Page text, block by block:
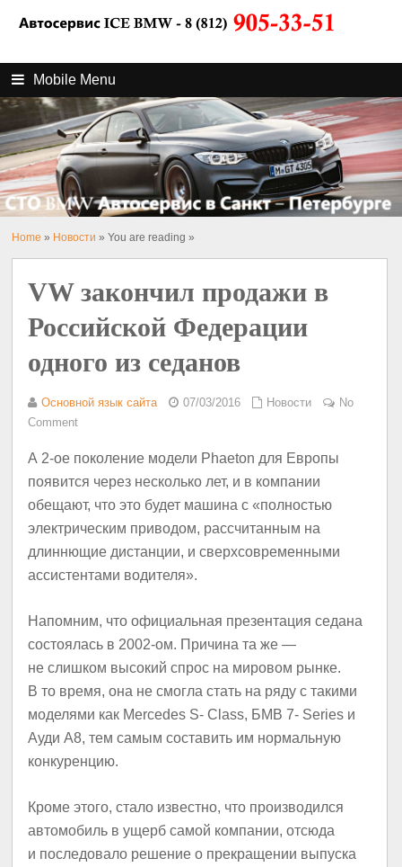
Mobile Menu
Home » Новости » You are reading »
VW закончил продажи в
Российской Федерации
одного из седанов
Основной язык сайта 07/03/2016 Новости
No
Comment
А 2-ое поколение модели Phaeton для Европы
появится через несколько лет, и в компании
обещают, что это будет машина с «полностью
электрическим приводом, рассчитанным на
длиннющие дистанции, и сверхсовременными
ассистентами водителя».
Напомним, что официальная презентация седана
состоялась в 2002-ом. Причина та же —
не слишком высокий спрос на мировом рынке.
В то время, она не смогла стать на ряду с такими
моделями как Mercedes S- Class, БМВ 7- Series и
Ауди A8, тем самым составить им нормальную
конкуренцию.
Кроме этого, стало известно, что производился
автомобиль в ущерб самой компании, отсюда
и последовало решение о прекращении выпуска